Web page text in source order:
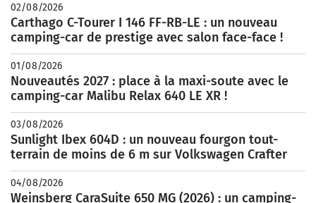
02/08/2026
Carthago C-Tourer I 146 FF-RB-LE : un nouveau
camping-car de prestige avec salon face-face !
01/08/2026
Nouveautés 2027 : place à la maxi-soute avec le
camping-car Malibu Relax 640 LE XR !
03/08/2026
Sunlight Ibex 604D : un nouveau fourgon tout-
terrain de moins de 6 m sur Volkswagen Crafter
04/08/2026
Weinsberg CaraSuite 650 MG (2026) : un camping-